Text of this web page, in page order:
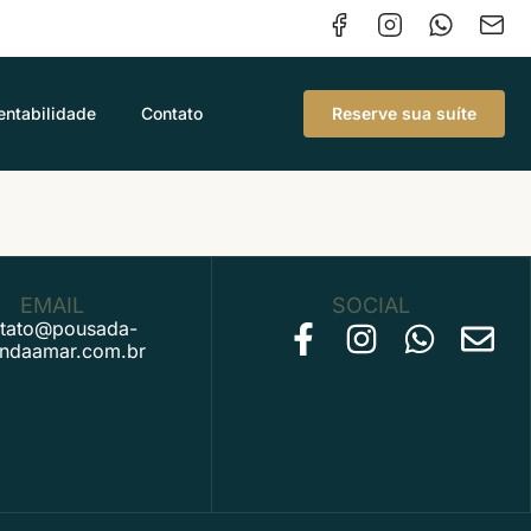
Contato Reserve sua suíte
EMAIL SOCIAL